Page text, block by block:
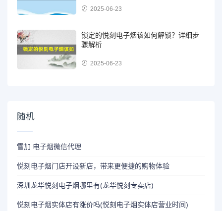
2025-06-23
锁定的悦刻电子烟该如何解锁？详细步
骤解析
2025-06-23
随机
雪加 电子烟微信代理
悦刻电子烟门店开设新店，带来更便捷的购物体验
深圳龙华悦刻电子烟哪里有(龙华悦刻专卖店)
悦刻电子烟实体店有涨价吗(悦刻电子烟实体店营业时间)